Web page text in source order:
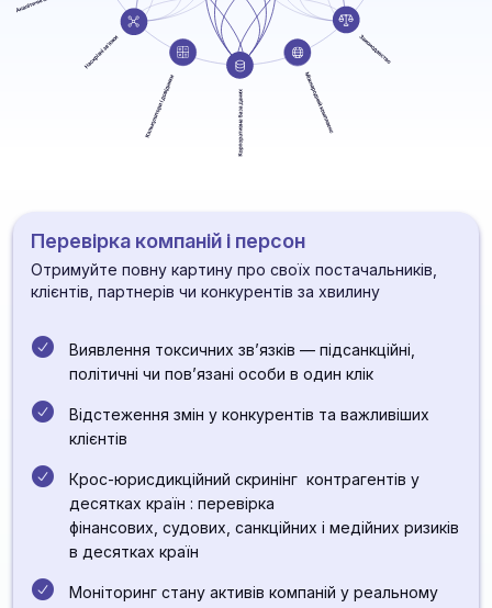
Перевірка компаній і персон
Отримуйте повну картину про своїх постачальників,
клієнтів, партнерів чи конкурентів за хвилину
Виявлення токсичних зв’язків — підсанкційні,
політичні чи пов’язані особи в один клік
Відстеження змін у конкурентів та важливіших
клієнтів
Крос-юрисдикційний скринінг контрагентів у
десятках країн : перевірка
фінансових, судових, санкційних і медійних ризиків
в десятках країн
Моніторинг стану активів компаній у реальному